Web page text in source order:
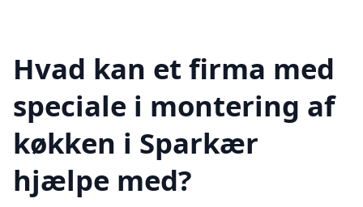
Hvad kan et firma med
speciale i montering af
køkken i Sparkær
hjælpe med?